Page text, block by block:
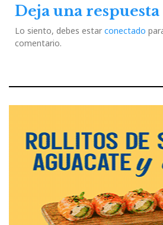
Deja una respuesta
Lo siento, debes estar conectado
comentario.